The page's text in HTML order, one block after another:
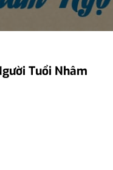
Tuổi Nhâm